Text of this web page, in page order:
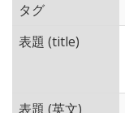
タグ
表題 (title)
表題 (英文)